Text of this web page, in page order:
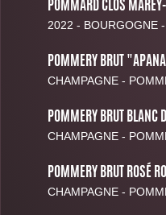
POMMARD CLOS
2022 - BOURGOGNE
POMMERY BRUT
CHAMPAGNE -
POMMERY BRUT BLANC
CHAMPAGNE -
POMMERY BRUT ROSÉ
CHAMPAGNE -